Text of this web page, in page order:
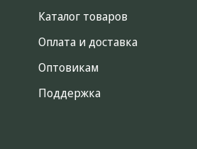
Каталог товаров
Оплата и доставка
Оптовикам
Поддержка